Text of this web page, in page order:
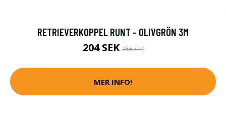
RETRIEVERKOPPEL RUNT - OLIVGRÖN 3M
204 SEK255 SEK
MER INFO!